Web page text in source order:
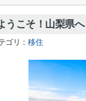
うこそ！山梨県へ
ゴリ：移住